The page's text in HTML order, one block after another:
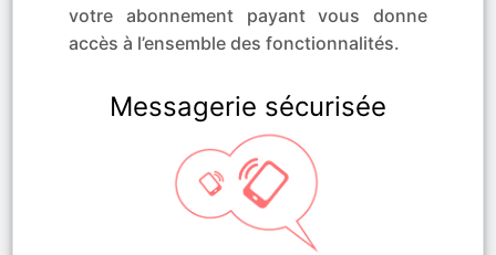
votre abonnement payant vous donne
accès à l’ensemble des fonctionnalités.
Messagerie sécurisée